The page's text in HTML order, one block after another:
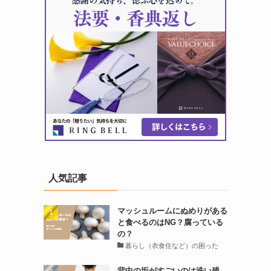
人気記事
マッシュルームにぬめりがある
と食べるのはNG？腐っている
の？
暮らし（衣食住など）の困った